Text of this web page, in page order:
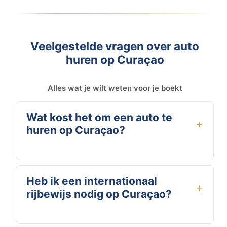
Veelgestelde vragen over auto
huren op Curaçao
Alles wat je wilt weten voor je boekt
Wat kost het om een auto te
huren op Curaçao?
compacte huur auto al vanaf €45 per dag. De prijs
hangt af van het type voertuig en de huurperiode. Al
onze tarieven zijn all-in: inclusief verzekering,
Heb ik een internationaal
rijbewijs nodig op Curaçao?